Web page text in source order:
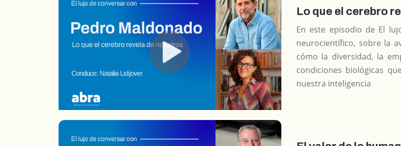
Lo que el cerebro
En este episodio de El
neurocientífico, sobre la
cómo la diversidad, la
condiciones biológicas
nuestra inteligencia